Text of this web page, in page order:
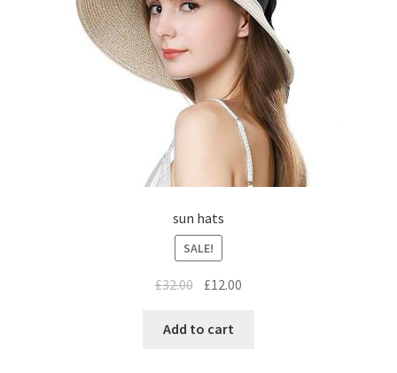
sun hats
SALE!
£32.00 £12.00
Add to cart